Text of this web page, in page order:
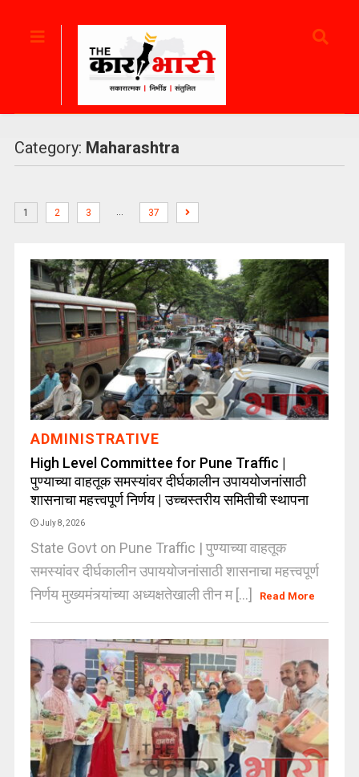
Category: Maharashtra
1 2 3 … 37
ADMINISTRATIVE
High Level Committee for Pune Traffic |
पुण्याच्या वाहतूक समस्यांवर दीर्घकालीन उपाययोजनांसाठी
शासनाचा महत्त्वपूर्ण निर्णय | उच्चस्तरीय समितीची स्थापना
July 8, 2026
State Govt on Pune Traffic | पुण्याच्या वाहतूक
समस्यांवर दीर्घकालीन उपाययोजनांसाठी शासनाचा महत्त्वपूर्ण
निर्णय मुख्यमंत्र्यांच्या अध्यक्षतेखाली तीन म [...]
Read More